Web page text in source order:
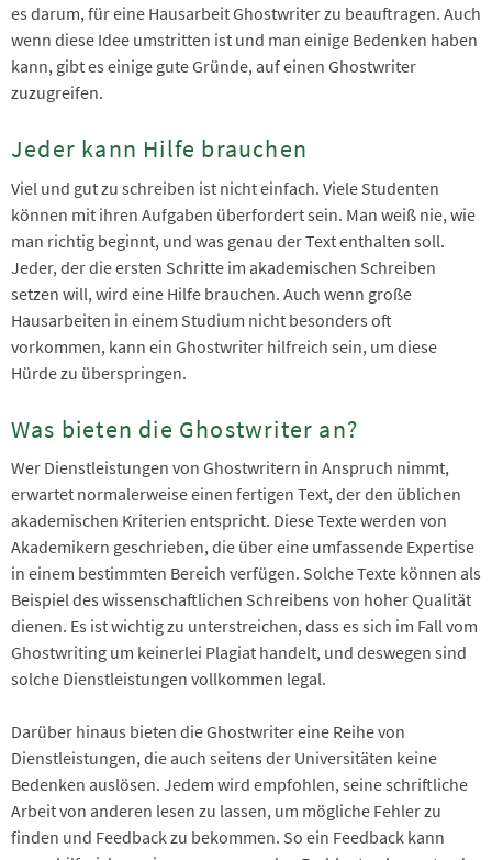
es darum, für eine Hausarbeit Ghostwriter zu beauftragen. Auch
wenn diese Idee umstritten ist und man einige Bedenken haben
kann, gibt es einige gute Gründe, auf einen Ghostwriter
zuzugreifen.
Jeder kann Hilfe brauchen
Viel und gut zu schreiben ist nicht einfach. Viele Studenten
können mit ihren Aufgaben überfordert sein. Man weiß nie, wie
man richtig beginnt, und was genau der Text enthalten soll.
Jeder, der die ersten Schritte im akademischen Schreiben
setzen will, wird eine Hilfe brauchen. Auch wenn große
Hausarbeiten in einem Studium nicht besonders oft
vorkommen, kann ein Ghostwriter hilfreich sein, um diese
Hürde zu überspringen.
Was bieten die Ghostwriter an?
Wer Dienstleistungen von Ghostwritern in Anspruch nimmt,
erwartet normalerweise einen fertigen Text, der den üblichen
akademischen Kriterien entspricht. Diese Texte werden von
Akademikern geschrieben, die über eine umfassende Expertise
in einem bestimmten Bereich verfügen. Solche Texte können als
Beispiel des wissenschaftlichen Schreibens von hoher Qualität
dienen. Es ist wichtig zu unterstreichen, dass es sich im Fall vom
Ghostwriting um keinerlei Plagiat handelt, und deswegen sind
solche Dienstleistungen vollkommen legal.
Darüber hinaus bieten die Ghostwriter eine Reihe von
Dienstleistungen, die auch seitens der Universitäten keine
Bedenken auslösen. Jedem wird empfohlen, seine schriftliche
Arbeit von anderen lesen zu lassen, um mögliche Fehler zu
finden und Feedback zu bekommen. So ein Feedback kann